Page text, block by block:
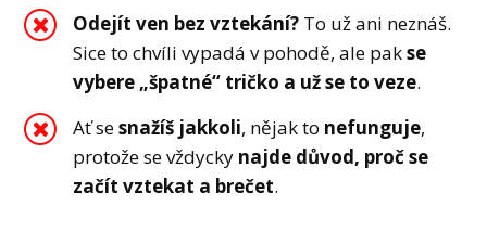
Odejít ven bez vztekání? To už ani neznáš.
Sice to chvíli vypadá v pohodě, ale pakse
vybere „špatné“ tričko a už se to veze.
Ať sesnažíš jakkoli, nějak to nefunguje,
protože se vždycky najde důvod, proč se
začít vztekat a brečet.